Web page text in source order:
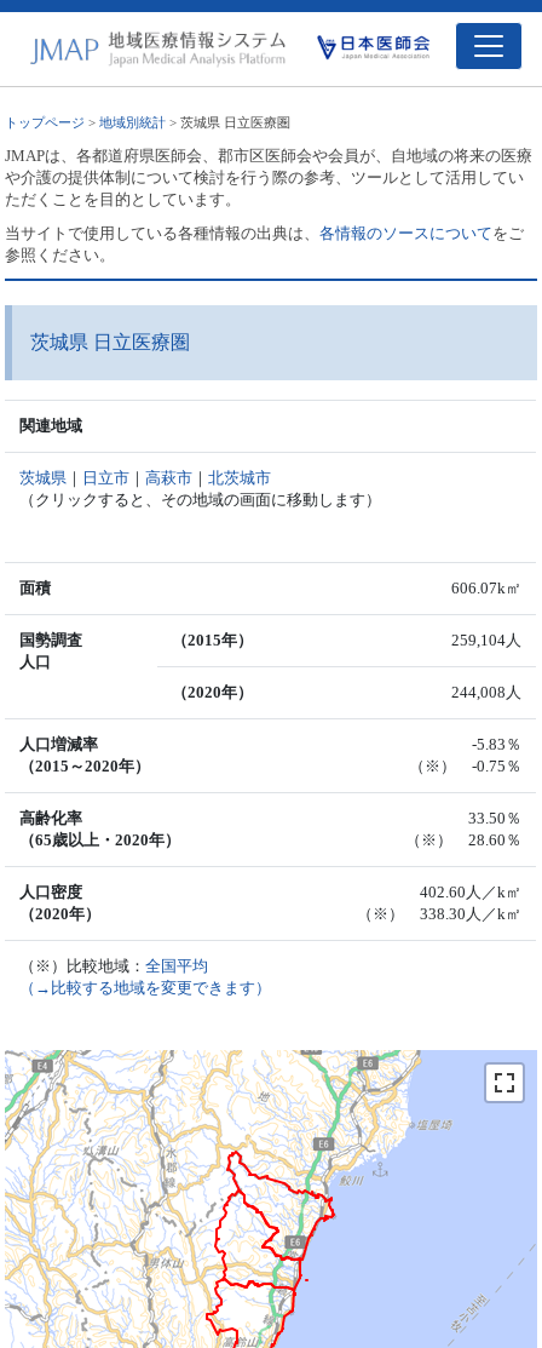
トップページ >地域別統計 > 茨城県 日立医療圏
JMAPは、各都道府県医師会、郡市区医師会や会員が、自地域の将来の医療
や介護の提供体制について検討を行う際の参考、ツールとして活用してい
ただくことを目的としています。
当サイトで使用している各種情報の出典は、各情報のソースについてをご
参照ください。
茨城県 日立医療圏
関連地域
茨城県 ｜ 日立市 ｜高萩市 ｜北茨城市
（クリックすると、その地域の画面に移動します）
面積 606.07k㎡
国勢調査
人口
（2015年） 259,104人
（2020年） 244,008人
人口増減率
（2015～2020年）
-5.83％
（※） -0.75％
高齢化率
（65歳以上・2020年）
33.50％
（※） 28.60％
人口密度
（2020年）
402.60人／k㎡
（※） 338.30人／k㎡
（※）比較地域：全国平均
（→比較する地域を変更できます）